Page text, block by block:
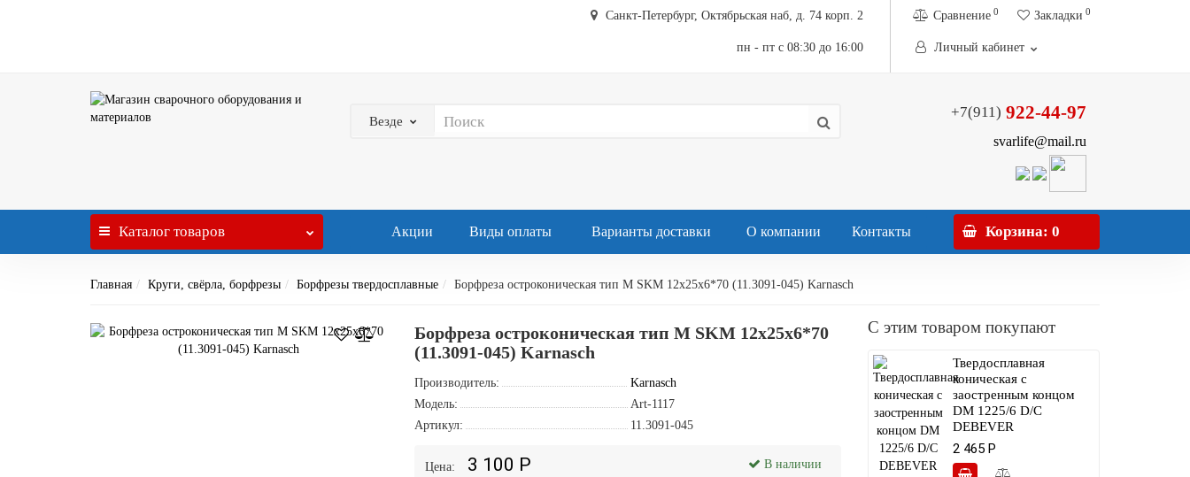
Санкт-Петербург, Октябрьская наб, д. 74 корп. 2
пн - пт с 08:30 до 16:00
Сравнение 0 Закладки 0
Личный кабинет
Везде
+7(911) 922-44-97
svarlife@mail.ru
Каталог товаров Акции Виды оплаты Варианты доставки О компании Контакты Корзина: 0
Главная Круги, свёрла, борфрезы Борфрезы твердосплавные Борфреза остроконическая тип M SKM 12х25х6*70 (11.3091-045) Karnasch
Борфреза остроконическая тип M SKM 12х25х6*70
(11.3091-045) Karnasch
Производитель:
Karnasch
Модель:
Art-1117
Артикул:
11.3091-045
Цена: 3 100 Р В наличии
С этим товаром покупают
Твердосплавная
коническая с
заостренным концом
DM 1225/6 D/C
DEBEVER
2 465 Р